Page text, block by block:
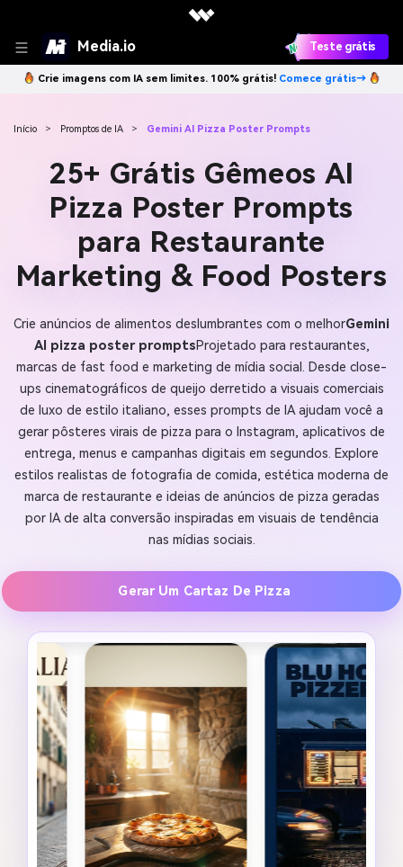
Media.io Teste grátis
Crie imagens com IA sem limites. 100% grátis! Comece grátis→
Início > Promptos de IA > Gemini AI Pizza Poster Prompts
25+ Grátis Gêmeos AI
Pizza Poster Prompts
para Restaurante
Marketing & Food Posters
Crie anúncios de alimentos deslumbrantes com o melhorGemini
AI pizza poster promptsProjetado para restaurantes,
marcas de fast food e marketing de mídia social. Desde close-
ups cinematográficos de queijo derretido a visuais comerciais
de luxo de estilo italiano, esses prompts de IA ajudam você a
gerar pôsteres virais de pizza para o Instagram, aplicativos de
entrega, menus e campanhas digitais em segundos. Explore
estilos realistas de fotografia de comida, estética moderna de
marca de restaurante e ideias de anúncios de pizza geradas
por IA de alta conversão inspiradas em visuais de tendência
nas mídias sociais.
Gerar Um Cartaz De Pizza